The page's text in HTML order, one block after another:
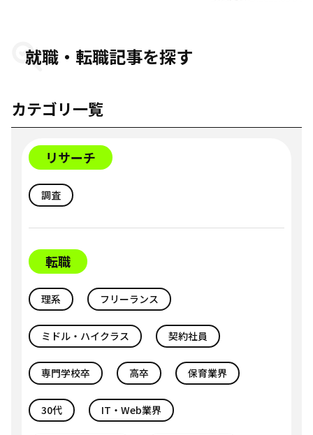
就職・転職記事を探す
カテゴリ一覧
リサーチ
調査
転職
理系 フリーランス
ミドル・ハイクラス 契約社員
専門学校卒 高卒 保育業界
30代 IT・Web業界